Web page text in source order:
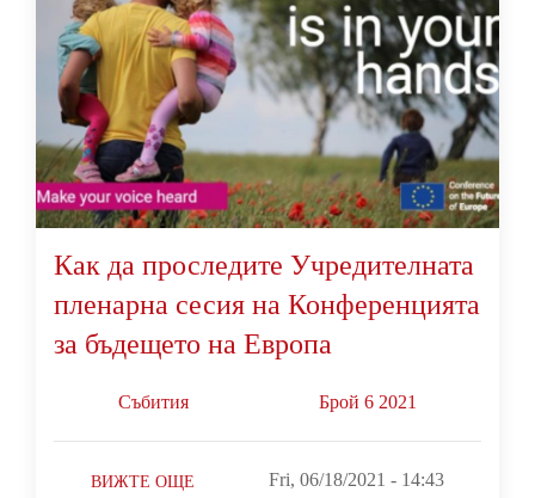
Как да проследите Учредителната
пленарна сесия на Конференцията
за бъдещето на Европа
Събития Брой 6 2021
ВИЖТЕ ОЩЕ Fri, 06/18/2021 - 14:43